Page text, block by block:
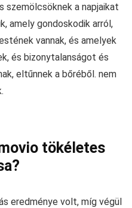
szemölcsöknek a napjaikat
amely gondoskodik arról,
vannak, és amelyek
és bizonytalanságot és
eltűnnek a bőréből. nem
tökéletes
eredménye volt, míg végül